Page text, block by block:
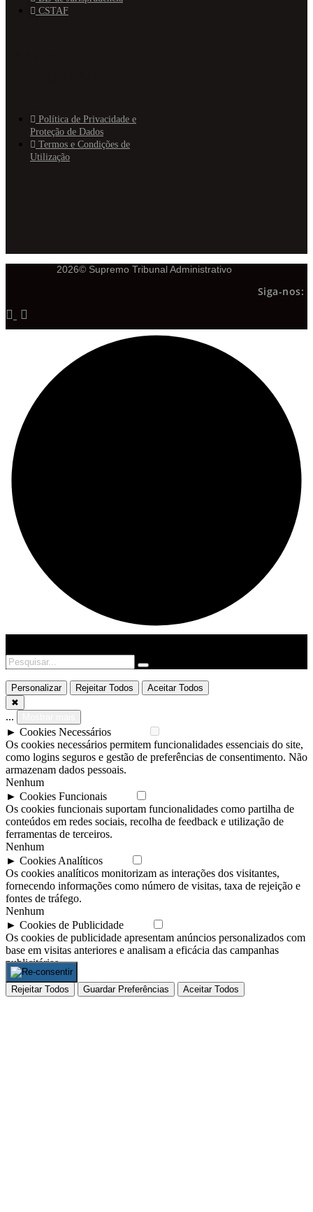
CSTAF
Política de Privacidade e
Proteção de Dados
Termos e Condições de
Utilização
2026© Supremo Tribunal Administrativo
Siga-nos:
Personalizar Rejeitar Todos
Aceitar Todos
✖
...
► Cookies Necessários
Os cookies necessários permitem funcionalidades essenciais do site,
como logins seguros e gestão de preferências de consentimento. Não
armazenam dados pessoais.
Nenhum
► Cookies Funcionais
Os cookies funcionais suportam funcionalidades como partilha de
conteúdos em redes sociais, recolha de feedback e utilização de
ferramentas de terceiros.
Nenhum
► Cookies Analíticos
Os cookies analíticos monitorizam as interações dos visitantes,
fornecendo informações como número de visitas, taxa de rejeição e
fontes de tráfego.
Nenhum
► Cookies de Publicidade
Os cookies de publicidade apresentam anúncios personalizados com
base em visitas anteriores e analisam a eficácia das campanhas
publicitárias.
Nenhum
Rejeitar Todos Guardar Preferências Aceitar Todos